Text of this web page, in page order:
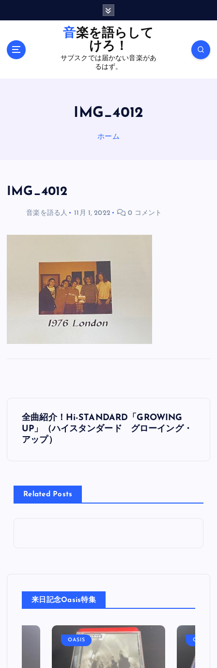
音楽を語らして
けろ！
サブスクでは届かない音楽があ
るはず。
IMG_4012
ホーム
IMG_4012
音楽を語る人 11月 1, 2022 0 コメント
投
稿
ビ
ゲ
全曲紹介！Hi-STANDARD「GROWING
UP」（ハイスタンダード グローイング・
アップ）
Related Posts
来日記念Oasis特集
OASIS OASIS